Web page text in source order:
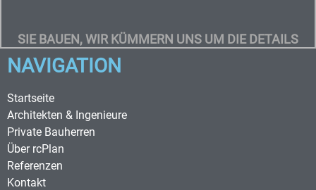
SIE BAUEN, WIR KÜMMERN UNS UM DIE DETAILS
NAVIGATION
Startseite
Architekten & Ingenieure
Private Bauherren
Über rcPlan
Referenzen
Kontakt